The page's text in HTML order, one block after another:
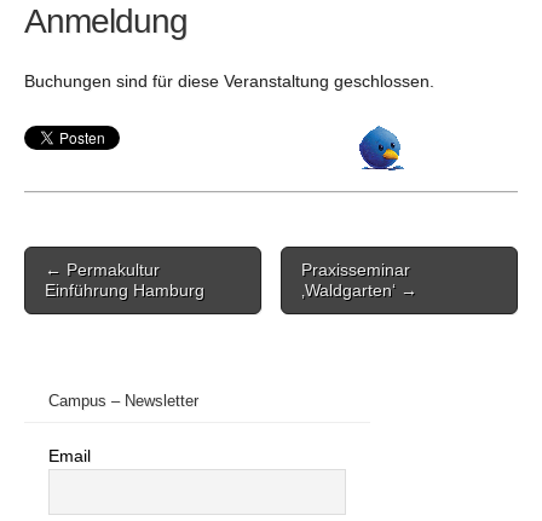
Anmeldung
Buchungen sind für diese Veranstaltung geschlossen.
Post
navigation
← Permakultur
Einführung Hamburg
Praxisseminar
‚Waldgarten‘ →
Campus – Newsletter
Email